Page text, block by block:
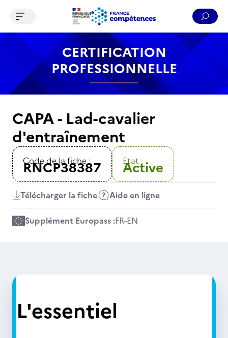
Contenu Recherche Menu Pied de page
Ouvrir le menu de navigation
CERTIFICATION
PROFESSIONNELLE
CAPA - Lad-cavalier
d'entraînement
Code de la fiche :
RNCP38387 Etat :
Active
Télécharger la fiche Aide en ligne
Supplément Europass :FR-EN
L'essentiel